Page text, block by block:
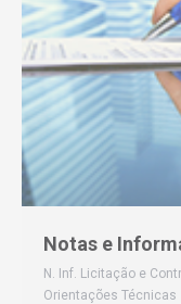
Notas e
N. Inf. Licitação e
Orientações Técnicas